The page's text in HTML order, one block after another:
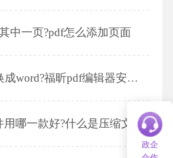
中一页?pdf怎么添加页面
福昕pdf编辑器安装步骤是怎样的?
哪一款好?什么是压缩文件?
政企